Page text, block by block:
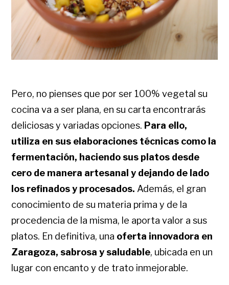
Pero, no pienses que por ser 100% vegetal su
cocina va a ser plana, en su carta encontrarás
deliciosas y variadas opciones. Para ello,
utiliza en sus elaboraciones técnicas como la
fermentación, haciendo sus platos desde
cero de manera artesanal y dejando de lado
los refinados y procesados. Además, el gran
conocimiento de su materia prima y de la
procedencia de la misma, le aporta valor a sus
platos. En definitiva, una oferta innovadora en
Zaragoza, sabrosa y saludable, ubicada en un
lugar con encanto y de trato inmejorable.